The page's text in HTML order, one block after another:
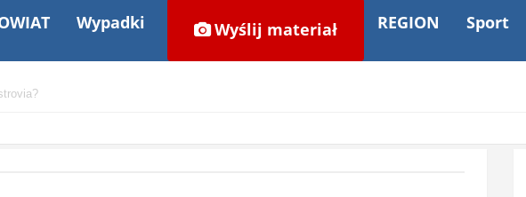
Wypadki Wyślij materiał REGION Sport